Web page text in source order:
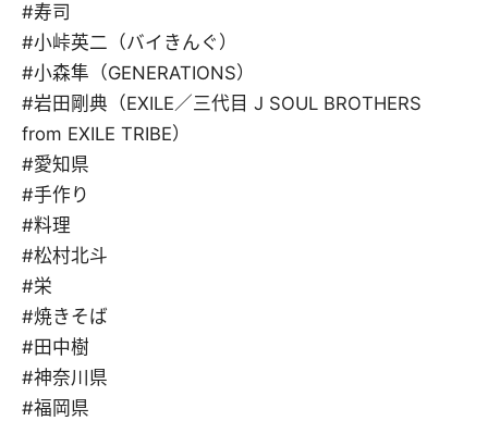
#寿司
#小峠英二（バイきんぐ）
#小森隼（GENERATIONS）
#岩田剛典（EXILE／三代目 J SOUL BROTHERS
from EXILE TRIBE）
#愛知県
#手作り
#料理
#松村北斗
#栄
#焼きそば
#田中樹
#神奈川県
#福岡県